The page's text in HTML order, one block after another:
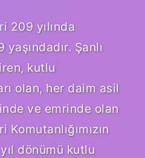
209 yılında
Şanlı
kutlu
olan, her daim asil
ve emrinde olan
dönümü kutlu